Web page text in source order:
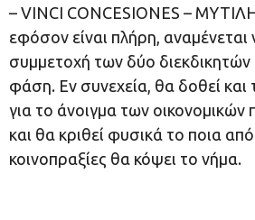
– VINCI CONCESIONES –
εφόσον είναι πλήρη, αναμένεται
συμμετοχή των δύο
φάση. Εν συνεχεία, θα δοθεί
για το άνοιγμα των
και θα κριθεί φυσικά το ποια
κοινοπραξίες θα κόψει το νήμα.